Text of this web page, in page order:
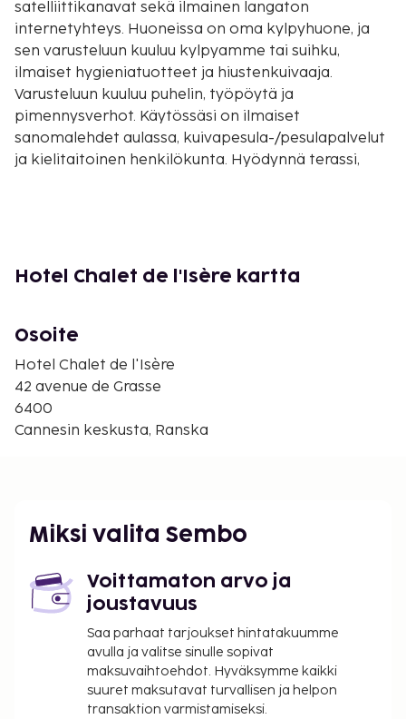
satelliittikanavat sekä ilmainen langaton
internetyhteys. Huoneissa on oma kylpyhuone, ja
sen varusteluun kuuluu kylpyamme tai suihku,
ilmaiset hygieniatuotteet ja hiustenkuivaaja.
Varusteluun kuuluu puhelin, työpöytä ja
pimennysverhot. Käytössäsi on ilmaiset
sanomalehdet aulassa, kuivapesula-/pesulapalvelut
ja kielitaitoinen henkilökunta. Hyödynnä terassi,
buffetaamiainen on tarjolla päivittäin. Tämän
Majoituspaikka veloittaa seuraavat paikan päällä
suoritettavat maksut. Maksuihin saattaa sisältyä
sovellettavat verot:
Kaupungin perimä vero: 2.14 EUR per henkilö
per yö. Tätä veroa ei peritä alle 18 vuotta
Maksu buffetaamiaisesta: noin 12 EUR aikuisille
Yllä oleva luettelo ei ehkä kata kaikkea. Maksut ja
takuumaksut eivät välttämättä sisällä veroja, ja ne
saattavat muuttua.
Kansallisten määräysten vuoksi käteismaksut
eivät voi ylittää 1000 EUR:n suuruista summaa
Hotel Chalet de l'Isère kartta
Osoite
Hotel Chalet de l'Isère
42 avenue de Grasse
6400
Cannesin keskusta, Ranska
Miksi valita Sembo
Voittamaton arvo ja
joustavuus
Saa parhaat tarjoukset hintatakuumme
avulla ja valitse sinulle sopivat
maksuvaihtoehdot. Hyväksymme kaikki
suuret maksutavat turvallisen ja helpon
transaktion varmistamiseksi.